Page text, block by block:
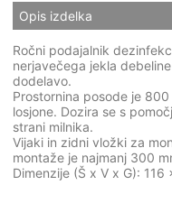
Opis izdelka
Ročni podajalnik
nerjavečega jekla
dodelavo.
Prostornina posode je
losjone. Dozira se s
strani milnika.
Vijaki in zidni vložki za
montaže je najmanj 300
Dimenzije (Š x V x G):